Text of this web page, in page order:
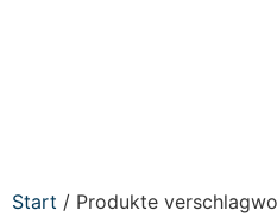
Start / Produkte